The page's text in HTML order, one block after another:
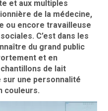
et aux multiples
de la médecine,
ou encore travailleuse
C’est dans les
du grand public
et en
de lait
une personnalité
couleurs.